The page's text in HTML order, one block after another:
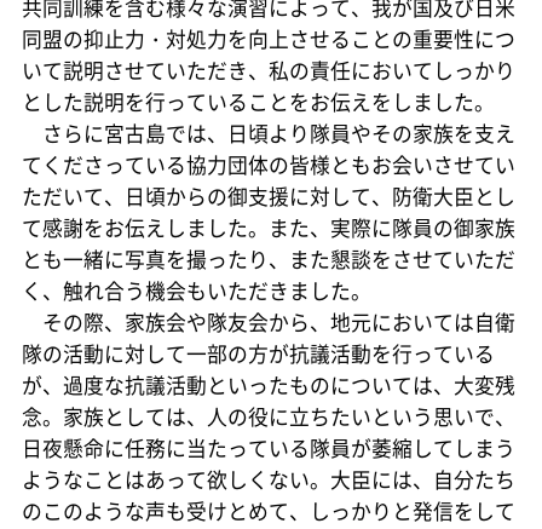
共同訓練を含む様々な演習によって、我が国及び日米
同盟の抑止力・対処力を向上させることの重要性につ
いて説明させていただき、私の責任においてしっかり
とした説明を行っていることをお伝えをしました。
さらに宮古島では、日頃より隊員やその家族を支え
てくださっている協力団体の皆様ともお会いさせてい
ただいて、日頃からの御支援に対して、防衛大臣とし
て感謝をお伝えしました。また、実際に隊員の御家族
とも一緒に写真を撮ったり、また懇談をさせていただ
く、触れ合う機会もいただきました。
その際、家族会や隊友会から、地元においては自衛
隊の活動に対して一部の方が抗議活動を行っている
が、過度な抗議活動といったものについては、大変残
念。家族としては、人の役に立ちたいという思いで、
日夜懸命に任務に当たっている隊員が萎縮してしまう
ようなことはあって欲しくない。大臣には、自分たち
のこのような声も受けとめて、しっかりと発信をして